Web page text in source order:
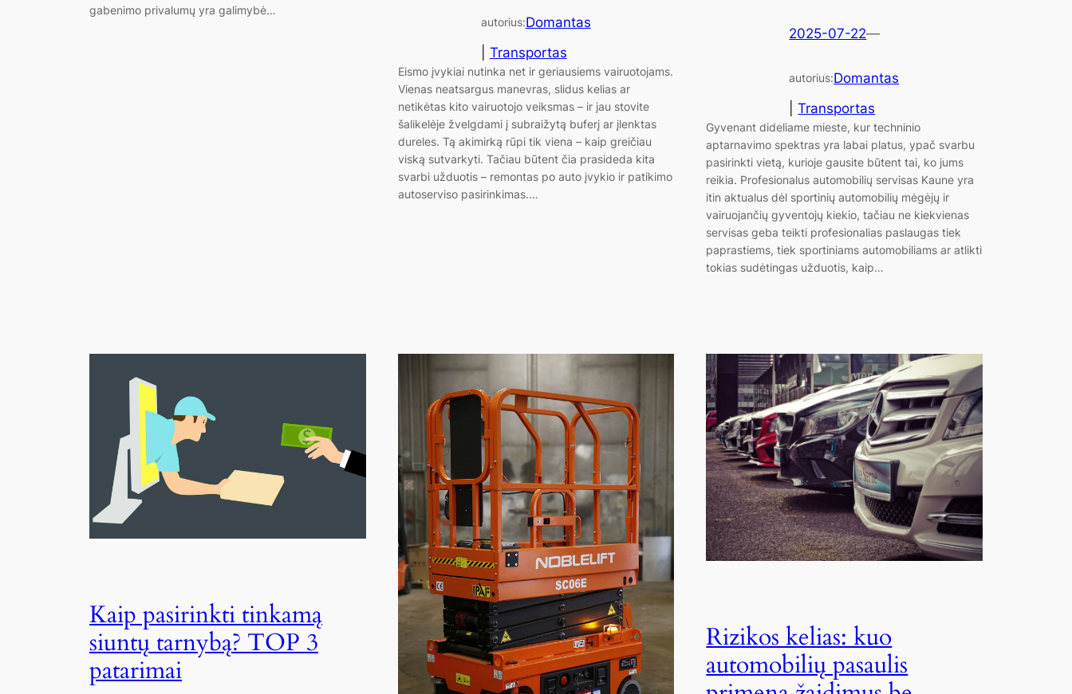
gabenimo privalumų yra galimybė…
autorius:Domantas
Transportas
Eismo įvykiai nutinka net ir geriausiems vairuotojams.
Vienas neatsargus manevras, slidus kelias ar
netikėtas kito vairuotojo veiksmas – ir jau stovite
šalikelėje žvelgdami į subraižytą buferį ar įlenktas
dureles. Tą akimirką rūpi tik viena – kaip greičiau
viską sutvarkyti. Tačiau būtent čia prasideda kita
svarbi užduotis – remontas po auto įvykio ir patikimo
autoserviso pasirinkimas.…
2025-07-22—
autorius:Domantas
|Transportas
Gyvenant dideliame mieste, kur techninio
aptarnavimo spektras yra labai platus, ypač svarbu
pasirinkti vietą, kurioje gausite būtent tai, ko jums
reikia. Profesionalus automobilių servisas Kaune yra
itin aktualus dėl sportinių automobilių mėgėjų ir
vairuojančių gyventojų kiekio, tačiau ne kiekvienas
servisas geba teikti profesionalias paslaugas tiek
paprastiems, tiek sportiniams automobiliams ar atlikti
tokias sudėtingas užduotis, kaip…
Kaip pasirinkti tinkamą
siuntų tarnybą? TOP 3
patarimai
Rizikos kelias: kuo
automobilių pasaulis